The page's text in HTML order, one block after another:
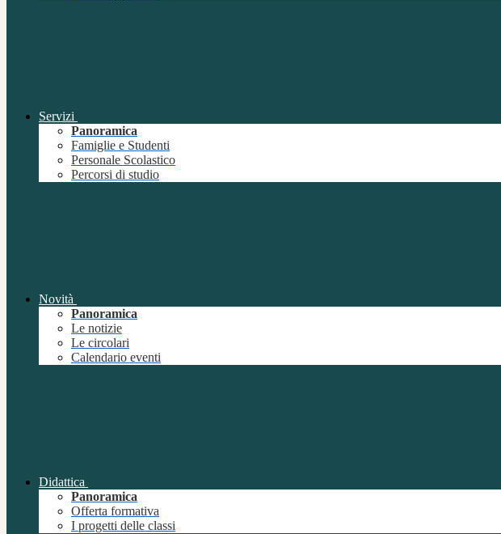
Servizi
Panoramica
Famiglie e Studenti
Personale Scolastico
Percorsi di studio
Novità
Panoramica
Le notizie
Le circolari
Calendario eventi
Didattica
Panoramica
Offerta formativa
I progetti delle classi